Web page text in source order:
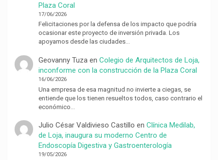
Plaza Coral
17/06/2026
Felicitaciones por la defensa de los impacto que podría
ocasionar este proyecto de inversión privada. Los
apoyamos desde las ciudades…
Geovanny Tuzaen Colegio de Arquitectos de Loja,
inconforme con la construcción de la Plaza Coral
16/06/2026
Una empresa de esa magnitud no invierte a ciegas, se
entiende que los tienen resueltos todos, caso contrario el
económico…
Julio César Valdivieso Castillo en Clínica Medilab,
de Loja, inaugura su moderno Centro de
Endoscopía Digestiva y Gastroenterología
19/05/2026